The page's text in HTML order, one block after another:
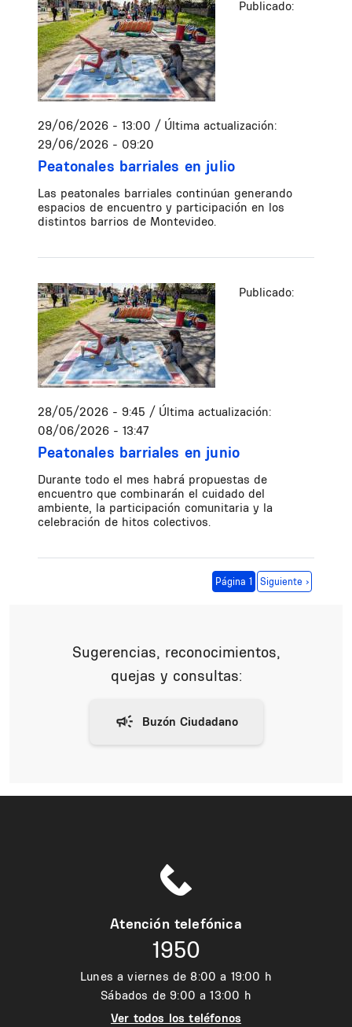
Publicado:
29/06/2026 - 13:00 / Última actualización:
29/06/2026 - 09:20
Peatonales barriales en julio
Las peatonales barriales continúan generando
espacios de encuentro y participación en los
distintos barrios de Montevideo.
Publicado:
28/05/2026 - 9:45 / Última actualización:
08/06/2026 - 13:47
Peatonales barriales en junio
Durante todo el mes habrá propuestas de
encuentro que combinarán el cuidado del
ambiente, la participación comunitaria y la
celebración de hitos colectivos.
Página 1 Siguiente página
Siguiente ›
Sugerencias, reconocimientos,
quejas y consultas:
Atención telefónica
1950
Lunes a viernes de 8:00 a 19:00 h
Sábados de 9:00 a 13:00 h
Ver todos los teléfonos